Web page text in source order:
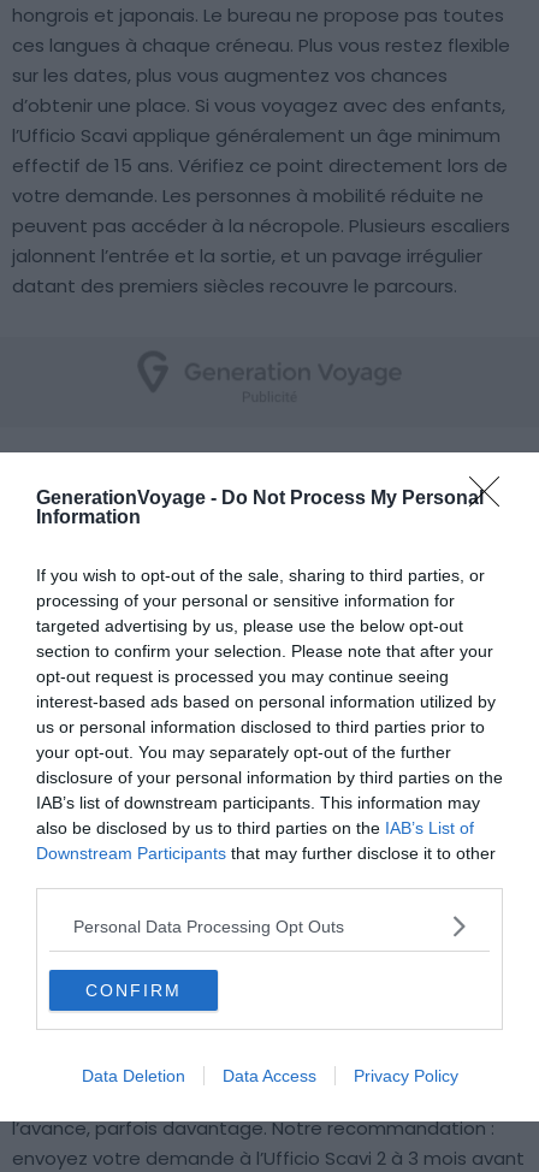
GenerationVoyage - Do Not Process My Personal
Information
If you wish to opt-out of the sale, sharing to third parties, or
processing of your personal or sensitive information for
targeted advertising by us, please use the below opt-out
section to confirm your selection. Please note that after your
opt-out request is processed you may continue seeing
interest-based ads based on personal information utilized by
us or personal information disclosed to third parties prior to
your opt-out. You may separately opt-out of the further
disclosure of your personal information by third parties on the
IAB’s list of downstream participants. This information may
also be disclosed by us to third parties on the IAB’s List of
Downstream Participants that may further disclose it to other
Personal Data Processing Opt Outs
CONFIRM
Data Deletion Data Access Privacy Policy
hongrois et japonais. Le bureau ne propose pas toutes
ces langues à chaque créneau. Plus vous restez flexible
sur les dates, plus vous augmentez vos chances
d’obtenir une place. Si vous voyagez avec des enfants,
l’Ufficio Scavi applique généralement un âge minimum
effectif de 15 ans. Vérifiez ce point directement lors de
votre demande. Les personnes à mobilité réduite ne
peuvent pas accéder à la nécropole. Plusieurs escaliers
jalonnent l’entrée et la sortie, et un pavage irrégulier
datant des premiers siècles recouvre le parcours.
Délai de réservation : comptez large
Crédit photo:Flickr – Mzximvs VdB
C’est le point que les voyageurs découvrent souvent
trop tard. Avec 250 places quotidiennes au maximum et
des groupes limités à 12 personnes, l’Ufficio Scavi dispose
d’une capacité très réduite. En haute saison (mars à
octobre), les visiteurs réservent souvent les créneaux
l’avance, parfois davantage. Notre recommandation :
envoyez votre demande à l’Ufficio Scavi 2 à 3 mois avant